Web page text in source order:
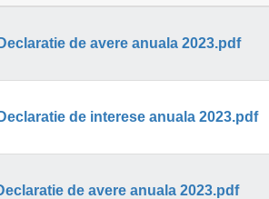
de avere anuala 2023.pdf
de interese anuala 2023.pdf
de avere anuala 2023.pdf